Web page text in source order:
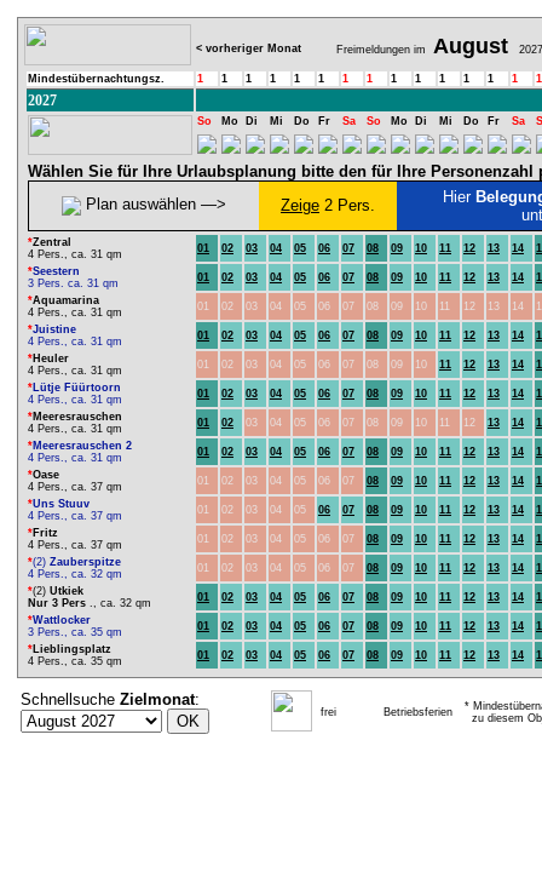
< vorheriger Monat Freimeldungen im August 2027
Mindestübernachtungsz. 1 1 1 1 1 1 1 1 1 1 1 1 1 1 1
2027
So Mo Di Mi Do Fr Sa So Mo Di Mi Do Fr Sa
Wählen Sie für Ihre Urlaubsplanung bitte den für Ihre Personenzahl
Plan auswählen ―>
Zeige 2 Pers. Hier
*Zentral
4 Pers., ca. 31 qm
01 02 03 04 05 06 07 08 09 10 11 12 13 14
*Seestern
3 Pers. ca. 31 qm
01 02 03 04 05 06 07 08 09 10 11 12 13 14
*Aquamarina
4 Pers., ca. 31 qm
01 02 03 04 05 06 07 08 09 10 11 12 13 14
*Juistine
4 Pers., ca. 31 qm
01 02 03 04 05 06 07 08 09 10 11 12 13 14
* Heuler
4 Pers., ca. 31 qm
01 02 03 04 05 06 07 08 09 10 11 12 13 14
* Lütje Füürtoorn
4 Pers., ca. 31 qm
01 02 03 04 05 06 07 08 09 10 11 12 13 14
*Meeresrauschen
4 Pers., ca. 31 qm
01 02 03 04 05 06 07 08 09 10 11 12 13 14
*Meeresrauschen 2
4 Pers., ca. 31 qm
01 02 03 04 05 06 07 08 09 10 11 12 13 14
*Oase
4 Pers., ca. 37 qm
01 02 03 04 05 06 07 08 09 10 11 12 13 14
*Uns Stuuv
4 Pers., ca. 37 qm
01 02 03 04 05 06 07 08 09 10 11 12 13 14
* Fritz
4 Pers., ca. 37 qm
01 02 03 04 05 06 07 08 09 10 11 12 13 14
*(2) Zauberspitze
4 Pers., ca. 32 qm
01 02 03 04 05 06 07 08 09 10 11 12 13 14
*(2) Utkiek
Nur 3 Pers ., ca. 32 qm 01 02 03 04 05 06 07 08 09 10 11 12 13 14
*Wattlocker
3 Pers., ca. 35 qm
01 02 03 04 05 06 07 08 09 10 11 12 13 14
* Lieblingsplatz
4 Pers., ca. 35 qm
01 02 03 04 05 06 07 08 09 10 11 12 13 14
Schnellsuche Zielmonat:
frei Betriebsferien
*
zu diesem